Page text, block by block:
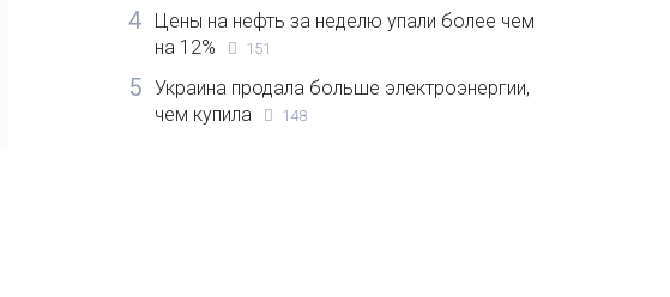
4
Цены на нефть за неделю упали более чем
на 12%
151
5
Украина продала больше электроэнергии,
чем купила
148